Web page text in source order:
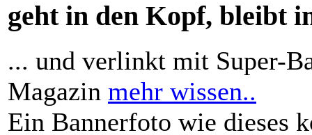
geht in den Kopf, bleibt
... und verlinkt mit Super-
Magazin mehr wissen..
Ein Bannerfoto wie dieses